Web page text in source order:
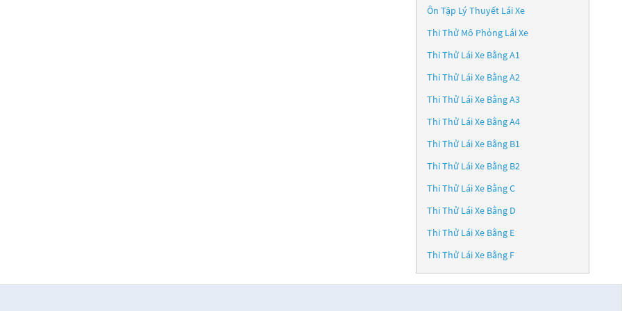
Ôn Tập Lý Thuyết Lái Xe
Thi Thử Mô Phỏng Lái Xe
Thi Thử Lái Xe Bằng A1
Thi Thử Lái Xe Bằng A2
Thi Thử Lái Xe Bằng A3
Thi Thử Lái Xe Bằng A4
Thi Thử Lái Xe Bằng B1
Thi Thử Lái Xe Bằng B2
Thi Thử Lái Xe Bằng C
Thi Thử Lái Xe Bằng D
Thi Thử Lái Xe Bằng E
Thi Thử Lái Xe Bằng F